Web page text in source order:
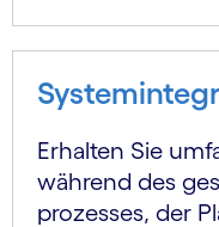
Erhalten Sie
während des
prozesses, der